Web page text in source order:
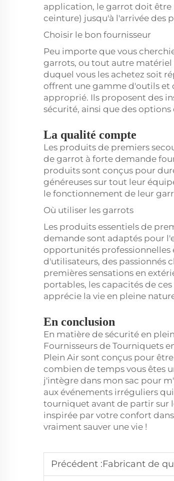
application, le garrot doit être
ceinture) jusqu'à l'arrivée des
Choisir le bon fournisseur
Peu importe que vous
garrots, ou tout autre matériel
duquel vous les achetez soit
offrent une gamme d'outils et
approprié. Ils proposent des
sécurité, ainsi que des
La qualité compte
Les produits de premiers
de garrot à forte demande
produits sont conçus pour
généreuses sur tout leur
le fonctionnement de leur
Où utiliser les garrots
Les produits essentiels de
demande sont adaptés pour
opportunités professionnelles
d'utilisateurs, des passionnés
premières sensations en
portables, les capacités de
apprécie la vie en pleine
En conclusion
En matière de sécurité en
Fournisseurs de Tourniquets
Plein Air sont conçus pour
combien de temps vous êtes
j'intègre dans mon sac pour
aux événements irréguliers
tourniquet avant de partir sur
inspirée par votre confort
vraiment sauver une vie !
Précédent :Fabricant de qualité